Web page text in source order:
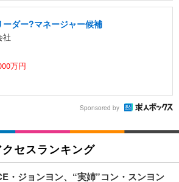
ダー?マネージャー候補
社
万円
Sponsored by
クセスランキング
・ジョンヨン、“実姉”コン・スンヨン